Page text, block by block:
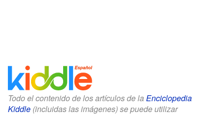
Todo el contenido de los artículos de la Enciclopedia
Kiddle (incluidas las imágenes) se puede utilizar